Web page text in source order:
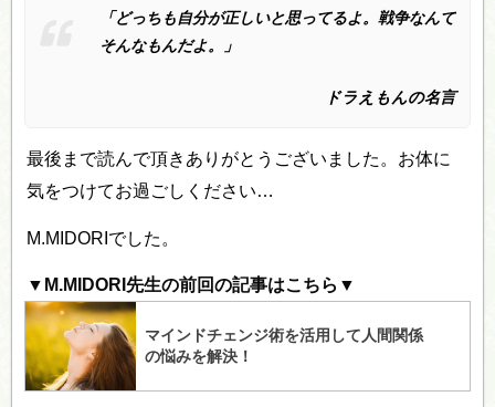
「どっちも自分が正しいと思ってるよ。戦争なんて
そんなもんだよ。」
ドラえもんの名言
最後まで読んで頂きありがとうございました。お体に
気をつけてお過ごしください…
M.MIDORIでした。
▼M.MIDORI先生の前回の記事はこちら▼